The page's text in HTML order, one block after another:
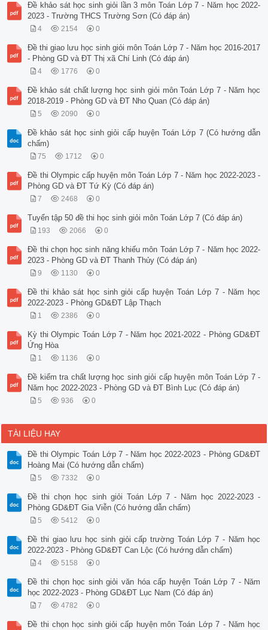
Đề khảo sát học sinh giỏi lần 3 môn Toán Lớp 7 - Năm học 2022-
2023 - Trường THCS Trường Sơn (Có đáp án)
4 2154 0
Đề thi giao lưu học sinh giỏi môn Toán Lớp 7 - Năm học 2016-2017
- Phòng GD và ĐT Thị xã Chí Linh (Có đáp án)
4 1776 0
Đề khảo sát chất lượng học sinh giỏi môn Toán Lớp 7 - Năm học
2018-2019 - Phòng GD và ĐT Nho Quan (Có đáp án)
5 2090 0
Đề khảo sát học sinh giỏi cấp huyện Toán Lớp 7 (Có hướng dẫn
chấm)
75 1712 0
Đề thi Olympic cấp huyện môn Toán Lớp 7 - Năm học 2022-2023 -
Phòng GD và ĐT Tứ Kỳ (Có đáp án)
7 2468 0
Tuyển tập 50 đề thi học sinh giỏi môn Toán Lớp 7 (Có đáp án)
193 2066 0
Đề thi chọn học sinh năng khiếu môn Toán Lớp 7 - Năm học 2022-
2023 - Phòng GD và ĐT Thanh Thủy (Có đáp án)
9 1130 0
Đề thi khảo sát học sinh giỏi cấp huyện Toán Lớp 7 - Năm học
2022-2023 - Phòng GD&ĐT Lập Thạch
1 2386 0
Kỳ thi Olympic Toán Lớp 7 - Năm học 2021-2022 - Phòng GD&ĐT
Ứng Hòa
1 1136 0
Đề kiểm tra chất lượng học sinh giỏi cấp huyện môn Toán Lớp 7 -
Năm học 2022-2023 - Phòng GD và ĐT Bình Lục (Có đáp án)
5 936 0
TÀI LIỆU HAY
Đề thi Olympic Toán Lớp 7 - Năm học 2022-2023 - Phòng GD&ĐT
Hoàng Mai (Có hướng dẫn chấm)
5 7332 0
Đề thi chọn học sinh giỏi Toán Lớp 7 - Năm học 2022-2023 -
Phòng GD&ĐT Gia Viễn (Có hướng dẫn chấm)
5 5412 0
Đề thi giao lưu học sinh giỏi cấp trường Toán Lớp 7 - Năm học
2022-2023 - Phòng GD&ĐT Can Lộc (Có hướng dẫn chấm)
4 5158 0
Đề thi chọn học sinh giỏi văn hóa cấp huyện Toán Lớp 7 - Năm
học 2022-2023 - Phòng GD&ĐT Lục Nam (Có đáp án)
7 4782 0
Đề thi chọn học sinh giỏi cấp huyện môn Toán Lớp 7 - Năm học